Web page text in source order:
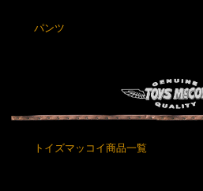
パンツ
トイズマッコイ商品一覧